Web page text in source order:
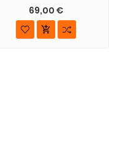
69,00 €
